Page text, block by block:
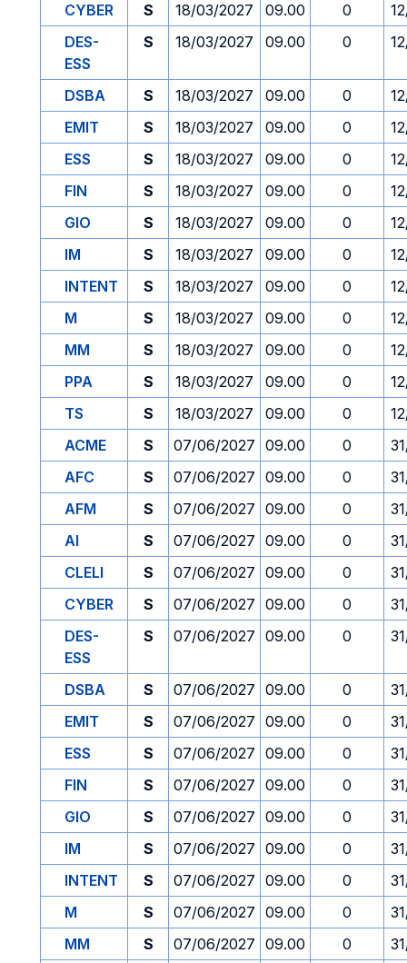
CYBER
S 18/03/2027 09.00 0
DES-
ESS
S 18/03/2027 09.00 0
DSBA S 18/03/2027 09.00 0
EMIT
S 18/03/2027 09.00 0
ESS
S 18/03/2027 09.00 0
FIN
S 18/03/2027 09.00 0
GIO
S 18/03/2027 09.00 0
IM
S 18/03/2027 09.00 0
INTENT
S 18/03/2027 09.00 0
M
S 18/03/2027 09.00 0
MM
S 18/03/2027 09.00 0
PPA
S 18/03/2027 09.00 0
TS
S 18/03/2027 09.00 0
ACME
S 07/06/2027 09.00 0
AFC
S 07/06/2027 09.00 0
AFM
S 07/06/2027 09.00 0
AI
S 07/06/2027 09.00 0
CLELI
S 07/06/2027 09.00 0
CYBER
S 07/06/2027 09.00 0
DES-
ESS
S 07/06/2027 09.00 0
DSBA S 07/06/2027 09.00 0
EMIT
S 07/06/2027 09.00 0
ESS
S 07/06/2027 09.00 0
FIN
S 07/06/2027 09.00 0
GIO
S 07/06/2027 09.00 0
IM
S 07/06/2027 09.00 0
INTENT
S 07/06/2027 09.00 0
M
S 07/06/2027 09.00 0
MM
S 07/06/2027 09.00 0